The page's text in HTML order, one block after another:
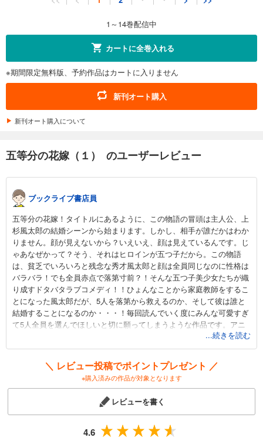
五等分の花嫁（１２）
円 (税込)
五等分の花嫁（１３）
594円 (税込)
試し読み
あらすじを表示する
五等分の花嫁（１４）
594 円 (税込)
カート
試し読み
あらすじを表示する
1～14巻配信中
カートに全巻入れる
※期間限定無料版、予約作品はカートに入りません
新刊オート購入
新刊オート購入について
五等分の花嫁（１） のユーザーレビュー
ブックライブ書店員
五等分の花嫁！タイトルにあるように、この物語の冒頭は主人公、上
杉風太郎の結婚シーンから始まります。しかし、相手が誰だかはわか
りません。顔が見えないから？いえいえ、顔は見えているんです。じ
ゃあなぜかって？そう、それはヒロインが五つ子だから。この物語
は、貧乏でいろいろと残念な秀才風太郎と顔は全員同じなのに性格は
バラバラ！でも全員赤点で落第寸前？！そんな五つ子美少女たちが織
り成すドタバタラブコメディ！！ひょんなことから家庭教師をするこ
とになった風太郎だが、5人を落第から救えるのか、そして彼は誰と
結婚することになるのか・・・！毎回読んでいく度にみんな可愛すぎ
て5人全員を選んでほしいと切に願ってしまうような作品です。アニ
...続きを読む
＼ レビュー投稿でポイントプレゼント ／
※購入済みの作品が対象となります
レビューを書く
4.6